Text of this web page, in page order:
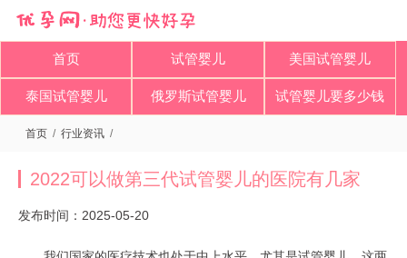
首页 试管婴儿 美国试管婴儿
泰国试管婴儿 俄罗斯试管婴儿 试管婴儿要多少钱
首页 / 行业资讯 /
2022可以做第三代试管婴儿的医院有几家
发布时间：2025-05-20